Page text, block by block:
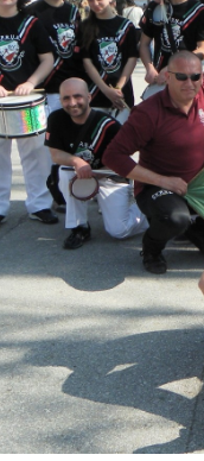
Patinagem: 7os
Novidades sobre
Fotos: Capoeira
Fotos: Torneio
Fotos: Ballet “Era
SFRUA brilhou
Campeonato
🥋 Aula Especial
Trampolins: